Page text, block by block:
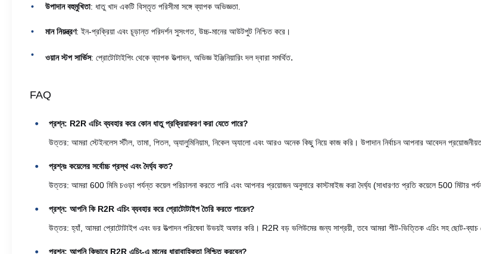
উপাদান বহুমুখিতা: ধাতু খাদ একটি বিস্তৃত পরিসীমা সঙ্গে ব্যাপক অভিজ্ঞতা.
মান নিয়ন্ত্রণ: ইন-প্রক্রিয়া এবং চূড়ান্ত পরিদর্শন সুসংগত, উচ্চ-মানের আউটপুট নিশ্চিত করে।
ওয়ান স্টপ সার্ভিস: প্রোটোটাইপিং থেকে ব্যাপক উত্পাদন, অভিজ্ঞ ইঞ্জিনিয়ারিং দল দ্বারা সমর্থিত.
FAQ
প্রশ্ন: R2R এচিং ব্যবহার করে কোন ধাতু প্রক্রিয়াকরণ করা যেতে পারে?
উত্তর: আমরা স্টেইনলেস স্টীল, তামা, পিতল, অ্যালুমিনিয়াম, নিকেল অ্যালো এবং আরও অনেক কিছু নিয়ে কাজ করি। উপাদান নির্বাচন আপনার আবেদন
প্রশ্নঃ কয়েলের সর্বোচ্চ প্রস্থ এবং দৈর্ঘ্য কত?
উত্তর: আমরা 600 মিমি চওড়া পর্যন্ত কয়েল পরিচালনা করতে পারি এবং আপনার প্রয়োজন অনুসারে কাস্টমাইজ করা দৈর্ঘ্য (সাধারণত প্রতি কয়েলে 500 মিটার
প্রশ্ন: আপনি কি R2R এচিং ব্যবহার করে প্রোটোটাইপ তৈরি করতে পারেন?
উত্তর: হ্যাঁ, আমরা প্রোটোটাইপ এবং ভর উত্পাদন পরিষেবা উভয়ই অফার করি। R2R বড় ভলিউমের জন্য সাশ্রয়ী, তবে আমরা শীট-ভিত্তিক এচিং সহ ছোট-ব্যাচ
প্রশ্ন: আপনি কিভাবে R2R এচিং-এ মানের ধারাবাহিকতা নিশ্চিত করবেন?